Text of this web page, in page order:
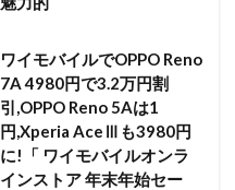
ワイモバイルでOPPO Reno
7A 4980円で3.2万円割
引,OPPO Reno 5Aは1
円,Xperia AceⅢも3980円
に!「 ワイモバイルオンラ
インストア 年末年始セー